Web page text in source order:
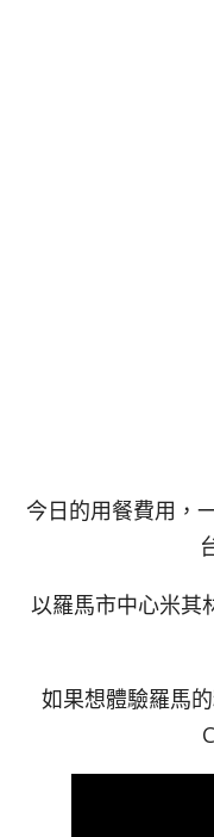
今日的用餐費用，
以羅馬市中心米
如果想體驗羅馬